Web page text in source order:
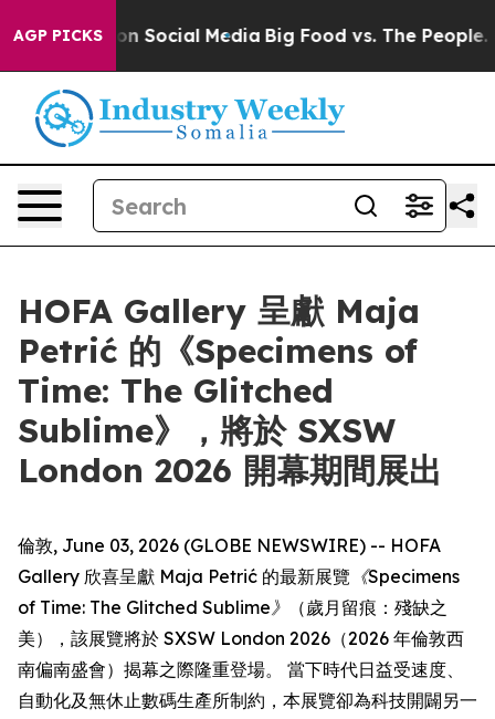
AGP PICKSon Social Media Big Food vs. The People.
HOFA Gallery 呈獻 Maja
Petrić 的《Specimens of
Time: The Glitched
Sublime》，將於 SXSW
London 2026 開幕期間展出
倫敦, June 03, 2026 (GLOBE NEWSWIRE) -- HOFA
Gallery 欣喜呈獻 Maja Petrić 的最新展覽 《Specimens
of Time: The Glitched Sublime》
（歲月留痕：殘缺之
美），該展覽將於 SXSW London 2026（2026 年倫敦西
南偏南盛會）揭幕之際隆重登場。 當下時代日益受速度、
自動化及無休止數碼生產所制約，本展覽卻為科技開闢另一